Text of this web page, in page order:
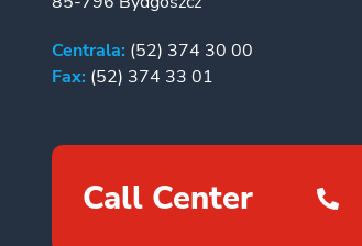
Centrala: (52) 374 30 00
Fax: (52) 374 33 01
Call Center